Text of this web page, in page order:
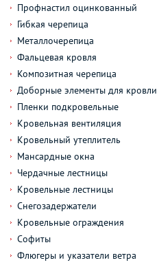
Профнастил оцинкованный
Гибкая черепица
Металлочерепица
Фальцевая кровля
Композитная черепица
Доборные элементы для кровли
Пленки подкровельные
Кровельная вентиляция
Кровельный утеплитель
Мансардные окна
Чердачные лестницы
Кровельные лестницы
Снегозадержатели
Кровельные ограждения
Софиты
Флюгеры и указатели ветра